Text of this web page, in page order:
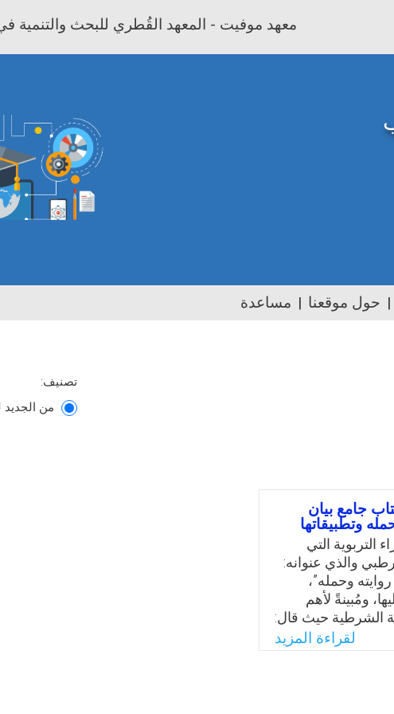
معهد موفيت - المعهد القُطري للبحث والتنمية في
حول موقعنا مساعدة
تصنيف:
من الجديد
جامع بيان
وتطبيقاتها
التربوية التي
والذي عنوانه:
وحمله”،
ومُبينةً لأهم
الشرطية حيث قال:
إذا كان على
من هذا القول كما
لقراءة المزيد